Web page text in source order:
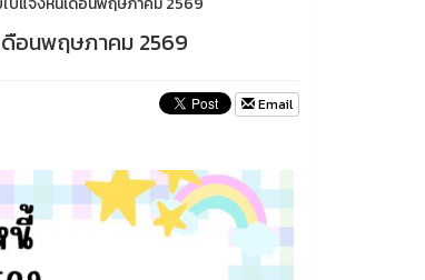
ดือนพฤษภาคม 2569
Email